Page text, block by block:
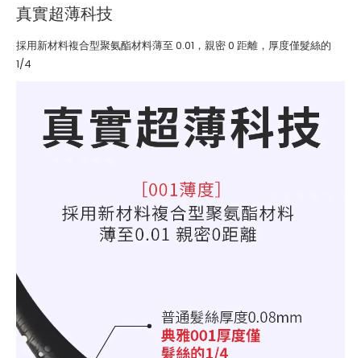
真實超薄科技
採用新材料複合型聚氨酯材料薄至 0.01，親密 0 距離，厚度僅髮絲的
1/4